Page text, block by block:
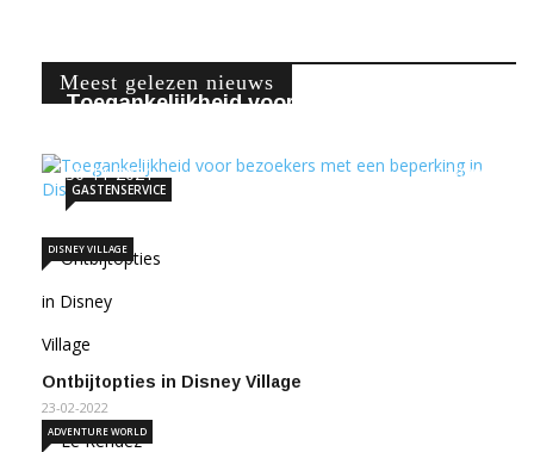
Meest gelezen nieuws
Toegankelijkheid voor bezoekers met
30-11-2021 338398
GASTENSERVICE
Ontbijtopties in Disney Village
DISNEY VILLAGE
23-02-2022
ADVENTURE WORLD